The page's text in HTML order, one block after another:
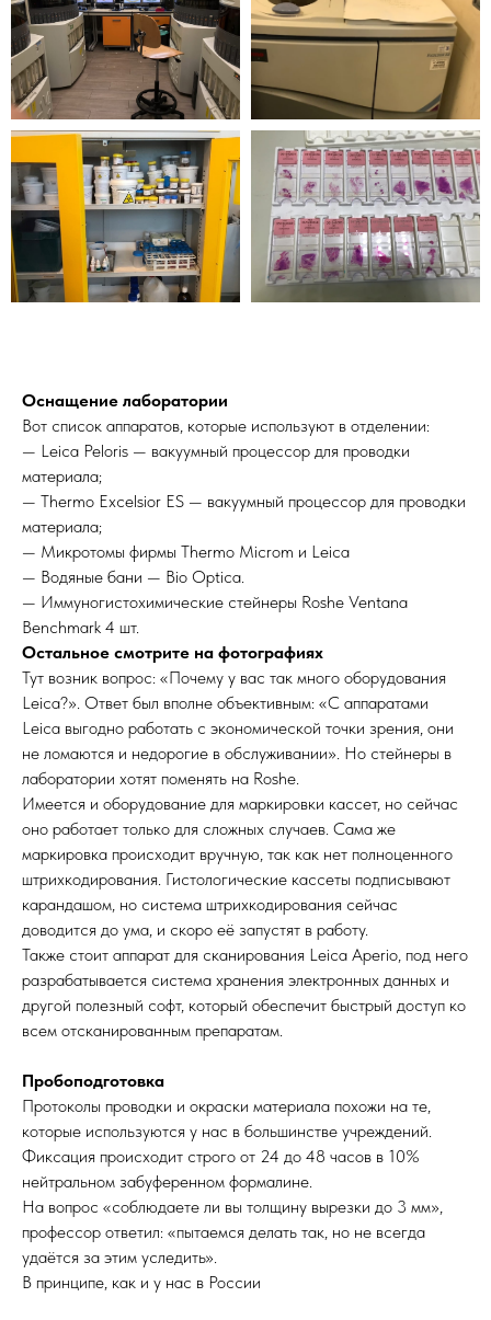
Оснащение лаборатории
Вот список аппаратов, которые используют в отделении:
— Leica Peloris — вакуумный процессор для проводки
материала;
— Thermo Excelsior ES — вакуумный процессор для проводки
материала;
— Микротомы фирмы Thermo Microm и Leica
— Водяные бани — Bio Optica.
— Иммуногистохимические стейнеры Roshe Ventana
Benchmark 4 шт.
Остальное смотрите на фотографиях
Тут возник вопрос: «Почему у вас так много оборудования
Leica?». Ответ был вполне объективным: «С аппаратами
Leica выгодно работать с экономической точки зрения, они
не ломаются и недорогие в обслуживании». Но стейнеры в
лаборатории хотят поменять на Roshe.
Имеется и оборудование для маркировки кассет, но сейчас
оно работает только для сложных случаев. Сама же
маркировка происходит вручную, так как нет полноценного
штрихкодирования. Гистологические кассеты подписывают
карандашом, но система штрихкодирования сейчас
доводится до ума, и скоро её запустят в работу.
Также стоит аппарат для сканирования Leica Aperio, под него
разрабатывается система хранения электронных данных и
другой полезный софт, который обеспечит быстрый доступ ко
всем отсканированным препаратам.
Пробоподготовка
Протоколы проводки и окраски материала похожи на те,
которые используются у нас в большинстве учреждений.
Фиксация происходит строго от 24 до 48 часов в 10%
нейтральном забуференном формалине.
На вопрос «соблюдаете ли вы толщину вырезки до 3 мм»,
профессор ответил: «пытаемся делать так, но не всегда
удаётся за этим уследить».
В принципе, как и у нас в России